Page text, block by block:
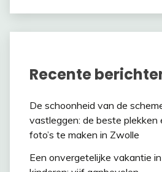
Recente
De schoonheid van de
vastleggen: de beste plekken
foto’s te maken in Zwolle
Een onvergetelijke vakantie